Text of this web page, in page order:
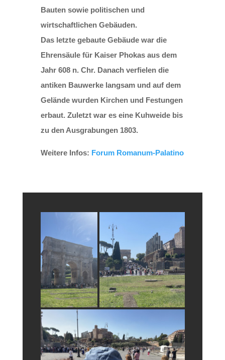
Bauten sowie politischen und
wirtschaftlichen Gebäuden.
Das letzte gebaute Gebäude war die
Ehrensäule für Kaiser Phokas aus dem
Jahr 608 n. Chr. Danach verfielen die
antiken Bauwerke langsam und auf dem
Gelände wurden Kirchen und Festungen
erbaut. Zuletzt war es eine Kuhweide bis
zu den Ausgrabungen 1803.
Weitere Infos: Forum Romanum-Palatino